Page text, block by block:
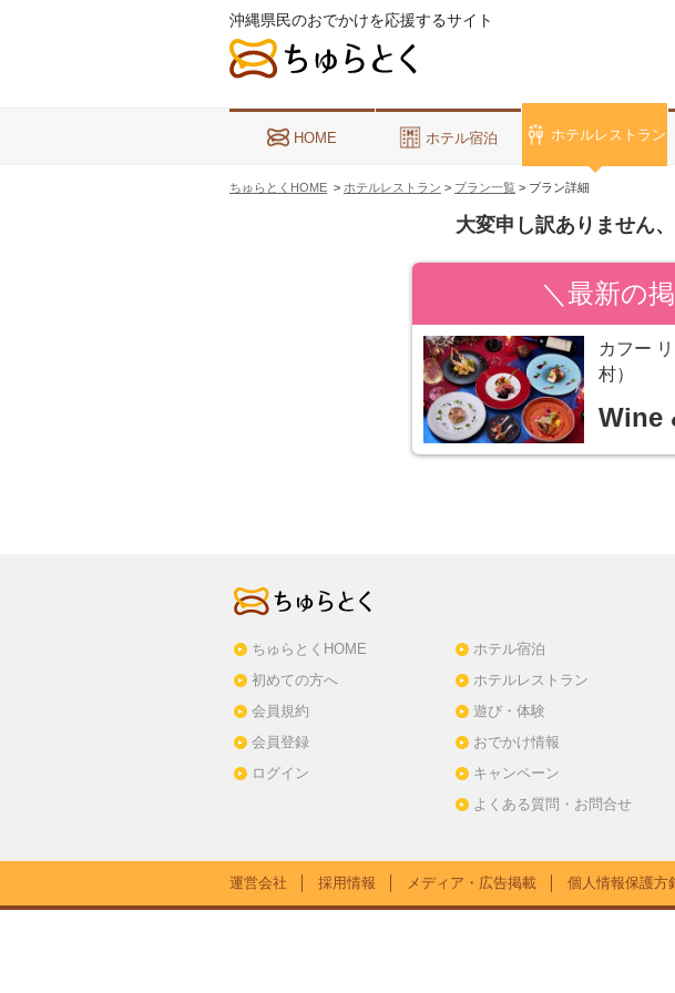
沖縄県民のおでかけを応援するサイト
HOME ホテル宿泊 ホテルレストラン
ちゅらとくHOME > ホテルレストラン > プラン一覧 > プラン詳細
大変申し訳ありません
＼最新の
カフー
村）
Wine
ちゅらとくHOME
初めての方へ
会員規約
会員登録
ログイン
ホテル宿泊
ホテルレストラン
遊び・体験
おでかけ情報
キャンペーン
よくある質問・お問合せ
運営会社 採用情報 メディア・広告掲載 個人情報保護方